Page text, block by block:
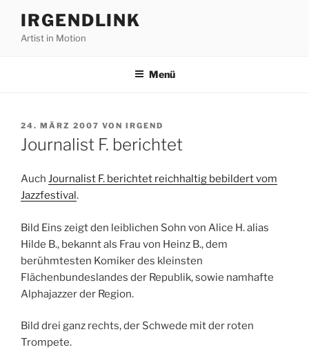
Inhalt
springen
IRGENDLINK
Artist in Motion
Menü
VERÖFFENTLICHT
AM
24. MÄRZ 2007 VON IRGEND
Journalist F. berichtet
Auch Journalist F. berichtet reichhaltig bebildert vom
Jazzfestival.
Bild Eins zeigt den leiblichen Sohn von Alice H. alias
Hilde B., bekannt als Frau von Heinz B., dem
berühmtesten Komiker des kleinsten
Flächenbundeslandes der Republik, sowie namhafte
Alphajazzer der Region.
Bild drei ganz rechts, der Schwede mit der roten
Trompete.